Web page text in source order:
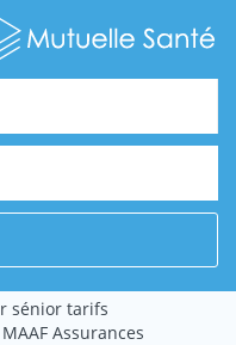
sénior tarifs
Assurances